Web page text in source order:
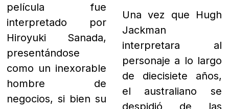
película fue
interpretado por
Hiroyuki Sanada,
presentándose
como un inexorable
hombre de
negocios, si bien su
Una vez que Hugh
Jackman
interpretara al
personaje a lo largo
de diecisiete años,
el australiano se